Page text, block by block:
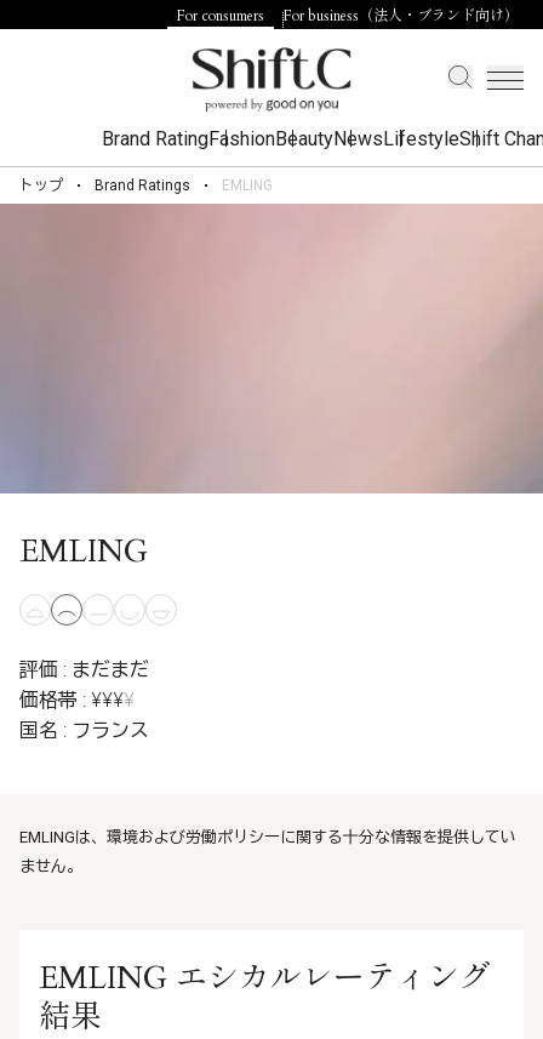
For consumers For business（法人・ブランド向け）
Brand RatingFashionBeautyNewsLifestyleShift
トップ Brand Ratings EMLING
EMLING
評価 : まだまだ
価格帯 : ¥¥¥¥
国名 : フランス
EMLINGは、環境および労働ポリシーに関する十分な情報を提供してい
ません。
EMLING エシカルレーティング
結果